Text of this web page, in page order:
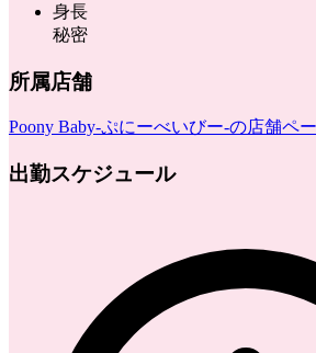
身長
秘密
所属店舗
Poony Baby-ぷにーべいびー-の店舗ペ
出勤スケジュール